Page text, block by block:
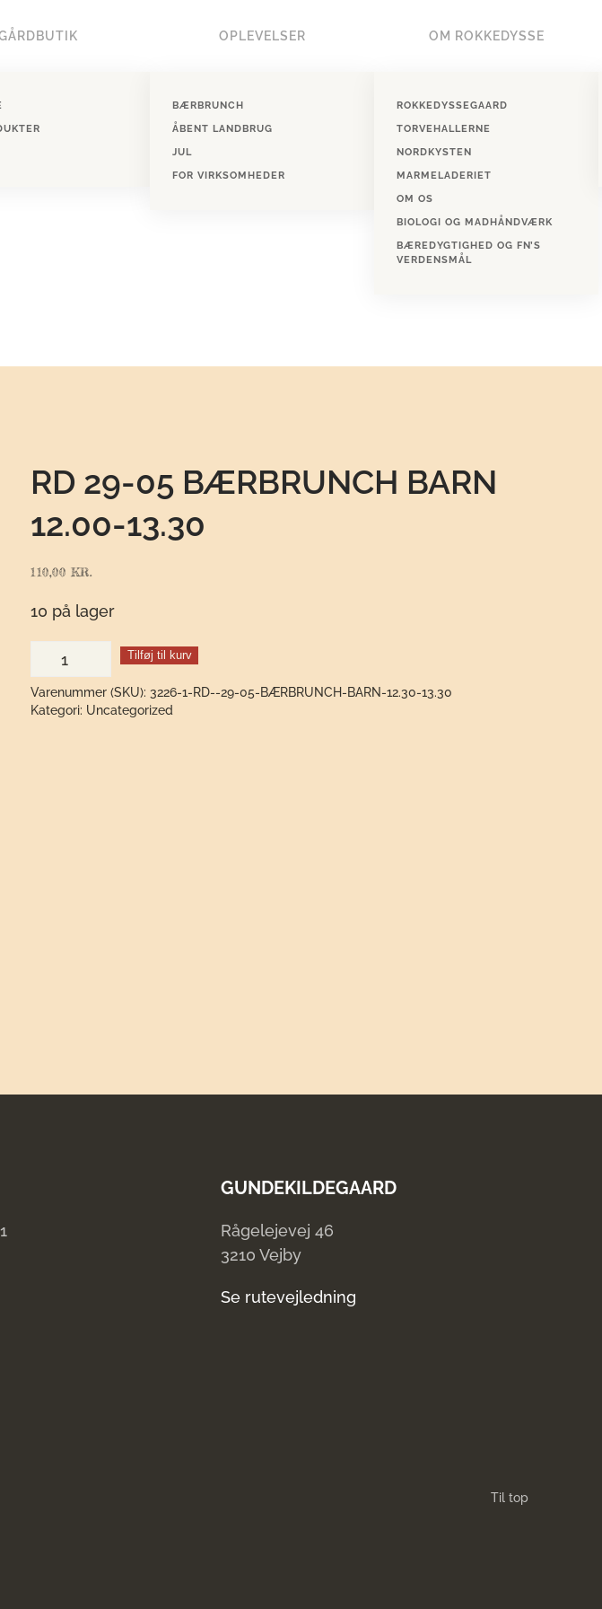
OPLEVELSER
BÆRBRUNCH
ÅBENT LANDBRUG
JUL
FOR VIRKSOMHEDER
OM ROKKEDYSSE
ROKKEDYSSEGAARD
TORVEHALLERNE
NORDKYSTEN
MARMELADERIET
OM OS
BIOLOGI OG MADHÅNDVÆRK
BÆREDYGTIGHED OG FN’S
VERDENSMÅL
RD 29-05 BÆRBRUNCH BARN
12.00-13.30
110,00 KR.
10 på lager
29-
05
Tilføj til kurv
Varenummer (SKU): 3226-1-RD--29-05-BÆRBRUNCH-BARN-12.30-13.30
Kategori: Uncategorized
GUNDEKILDEGAARD
Rågelejevej 46
3210 Vejby
Se rutevejledning
Til top